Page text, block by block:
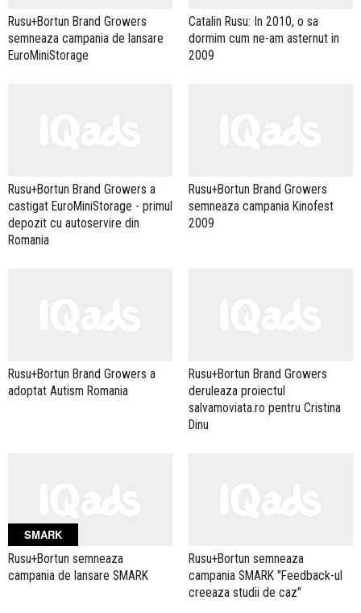
Rusu+Bortun Brand Growers
semneaza campania de lansare
EuroMiniStorage
Catalin Rusu: In 2010, o sa
dormim cum ne-am asternut in
2009
Rusu+Bortun Brand Growers a
castigat EuroMiniStorage - primul
depozit cu autoservire din
Romania
Rusu+Bortun Brand Growers
semneaza campania Kinofest
2009
Rusu+Bortun Brand Growers a
adoptat Autism Romania
Rusu+Bortun Brand Growers
deruleaza proiectul
salvamoviata.ro pentru Cristina
Dinu
SMARK
Rusu+Bortun semneaza
campania de lansare SMARK
Rusu+Bortun semneaza
campania SMARK "Feedback-ul
creeaza studii de caz"